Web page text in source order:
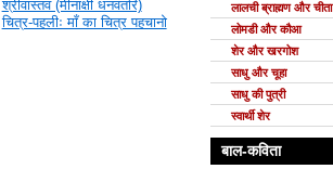
श्रीवास्तव (मीनाक्षी धनवंतरि)
चित्र-पहलीः माँ का चित्र पहचानो
लालची ब्राह्मण और चीता
लोमडी और कौआ
शेर और खरगोश
साधु और चूहा
साधु की पुत्री
स्वार्थी शेर
बाल-कविता